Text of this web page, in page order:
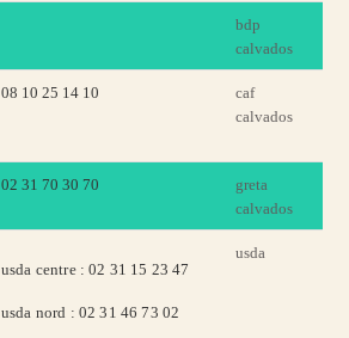
bdp
calvados
08 10 25 14 10
caf
calvados
02 31 70 30 70
greta
calvados
usda centre : 02 31 15 23 47
usda nord : 02 31 46 73 02
usda